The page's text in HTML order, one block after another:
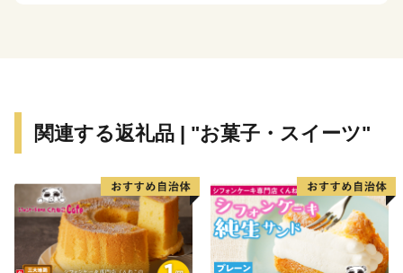
関連する返礼品 | "お菓子・スイーツ"